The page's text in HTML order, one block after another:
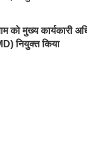
को मुख्य कार्यकारी
नियुक्त किया